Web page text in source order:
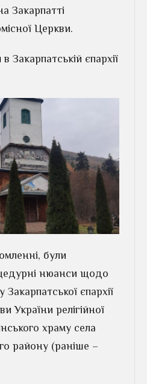
Закарпатті
Церкви.
в Закарпатській єпархії
були
нюанси щодо
єпархії
України релігійної
храму села
району (раніше –